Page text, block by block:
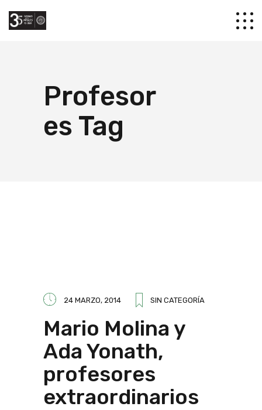
Profesor
es Tag
24 MARZO, 2014 SIN CATEGORÍA
Mario Molina y
Ada Yonath,
profesores
extraordinarios